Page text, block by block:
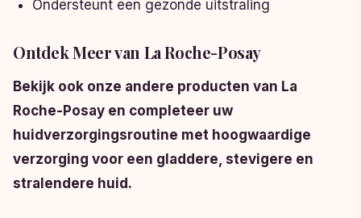
Ondersteunt een gezonde uitstraling
Ontdek Meer van La Roche-Posay
Bekijk ook onze andere producten van La
Roche-Posay en completeer uw
huidverzorgingsroutine met hoogwaardige
verzorging voor een gladdere, stevigere en
stralendere huid.